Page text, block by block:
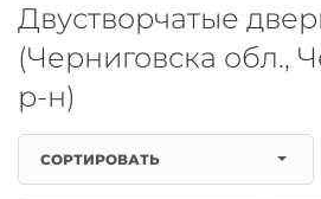
Двустворчатые
(Черниговска обл.,
р-н)
СОРТИРОВАТЬ